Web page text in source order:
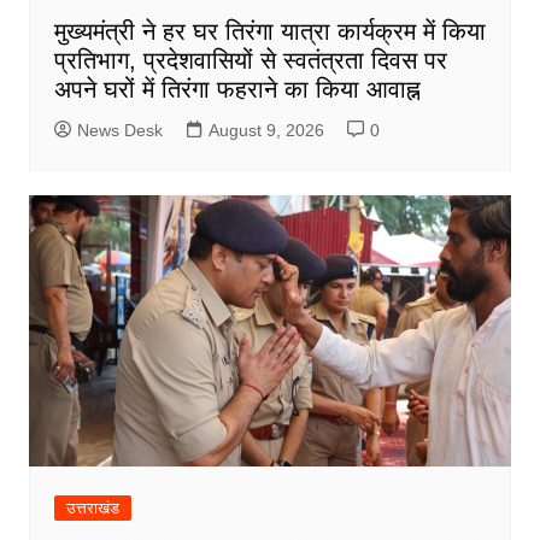
मुख्यमंत्री ने हर घर तिरंगा यात्रा कार्यक्रम में किया
प्रतिभाग, प्रदेशवासियों से स्वतंत्रता दिवस पर
अपने घरों में तिरंगा फहराने का किया आवाह्न
News Desk August 9, 2026 0
उत्तराखंड